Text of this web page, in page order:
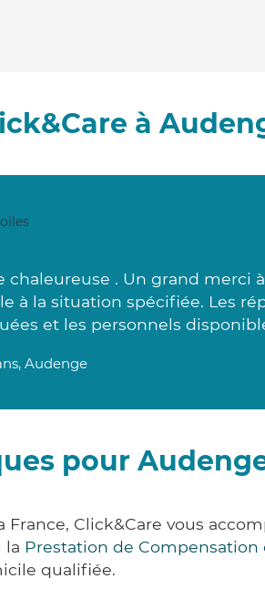
à
. Un grand merci
la situation spécifiée. Les
et les personnels
Audenge
pour
Click&Care vous
la Prestation de Compensation
qualifiée.